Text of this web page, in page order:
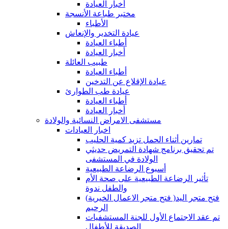
أخبار العيادة
مختبر طباعة الأنسجة
الأطباء
عيادة التخدير والإنعاش
أطباء العيادة
أخبار العيادة
طبيب العائلة
أطباء العيادة
عيادة الإقلاع عن التدخين
عيادة طب الطوارئ
أطباء العيادة
أخبار العيادة
مستشفى الامراض النسائية والولادة
اخبار العيادات
تمارين أثناء الحمل تزيد كمية الحليب
تم تحقيق برنامج شهادة التمريض حديثي
الولادة في المستشفى
أسبوع الرضاعة الطبيعية
تأثير الرضاعة الطبيعية على صحة الأم
والطفل ندوة
(فتح متجر الاعمال الخيرية )فتح متجر اليد
الرحيم
تم عقد الاجتماع الأول للجنة المستشفيات
الصديقة للأطفال